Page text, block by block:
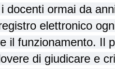
docenti ormai da
elettronico
il funzionamento. Il
di giudicare e